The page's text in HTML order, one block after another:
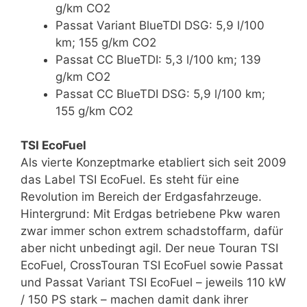
g/km CO2
Passat Variant BlueTDI DSG: 5,9 l/100
km; 155 g/km CO2
Passat CC BlueTDI: 5,3 l/100 km; 139
g/km CO2
Passat CC BlueTDI DSG: 5,9 l/100 km;
155 g/km CO2
TSI EcoFuel
Als vierte Konzeptmarke etabliert sich seit 2009
das Label TSI EcoFuel. Es steht für eine
Revolution im Bereich der Erdgasfahrzeuge.
Hintergrund: Mit Erdgas betriebene Pkw waren
zwar immer schon extrem schadstoffarm, dafür
aber nicht unbedingt agil. Der neue Touran TSI
EcoFuel, CrossTouran TSI EcoFuel sowie Passat
und Passat Variant TSI EcoFuel – jeweils 110 kW
/ 150 PS stark – machen damit dank ihrer